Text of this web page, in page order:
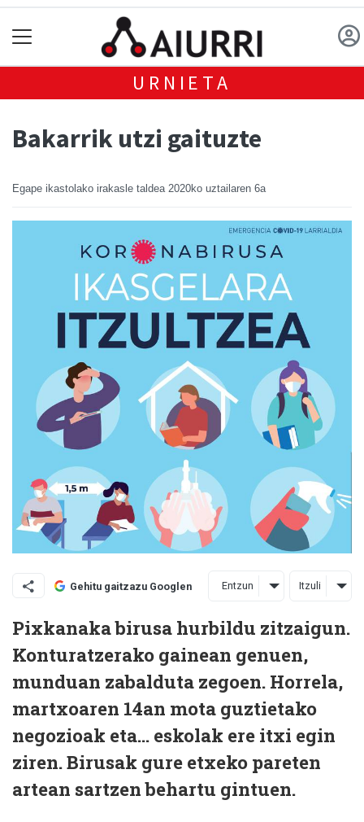
URNIETA
Bakarrik utzi gaituzte
Egape ikastolako irakasle taldea 2020ko uztailaren 6a
Gehitu gaitzazu Googlen Entzun Itzuli
Pixkanaka birusa hurbildu zitzaigun.
Konturatzerako gainean genuen,
munduan zabalduta zegoen. Horrela,
martxoaren 14an mota guztietako
negozioak eta… eskolak ere itxi egin
ziren. Birusak gure etxeko pareten
artean sartzen behartu gintuen.